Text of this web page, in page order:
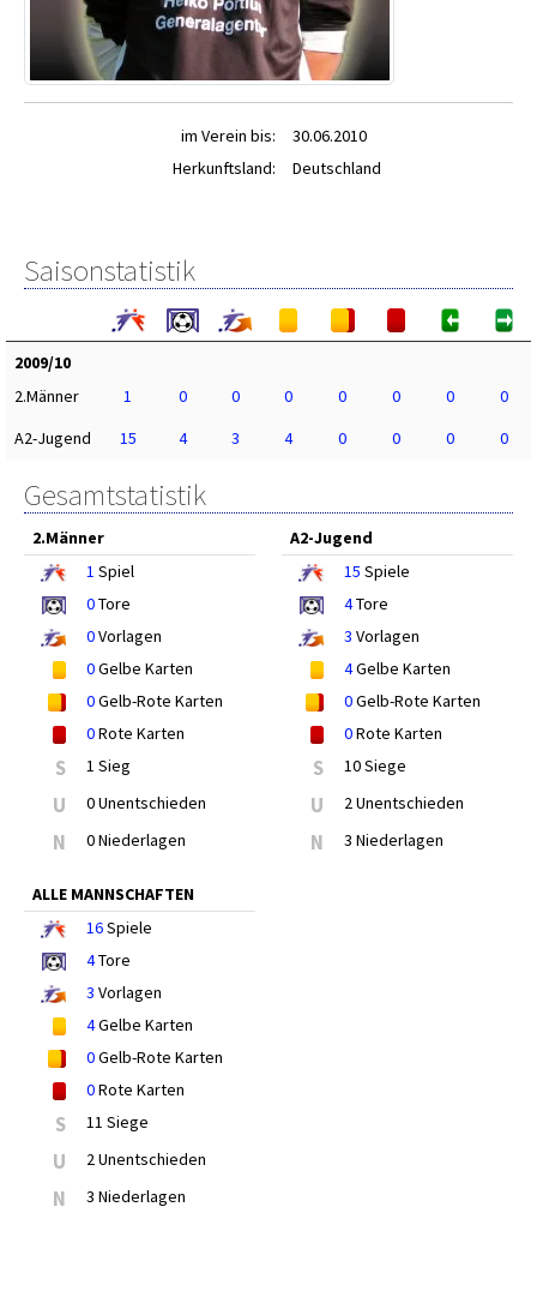
im Verein bis:
30.06.2010
Herkunftsland:
Deutschland
Saisonstatistik
2009/10
2.Männer
1 0 0 0 0 0 0
0
A2-Jugend
15 4 3 4 0 0 0 0
Gesamtstatistik
2.Männer
1 Spiel
0Tore
0Vorlagen
0Gelbe Karten
0Gelb-Rote Karten
0Rote Karten
S 1 Sieg
U 0 Unentschieden
N 0 Niederlagen
A2-Jugend
15 Spiele
4Tore
3 Vorlagen
4Gelbe Karten
0Gelb-Rote Karten
0Rote Karten
S 10 Siege
U 2 Unentschieden
N 3 Niederlagen
ALLE MANNSCHAFTEN
16Spiele
4Tore
3 Vorlagen
4Gelbe Karten
0Gelb-Rote Karten
0Rote Karten
S 11 Siege
U 2 Unentschieden
N 3 Niederlagen